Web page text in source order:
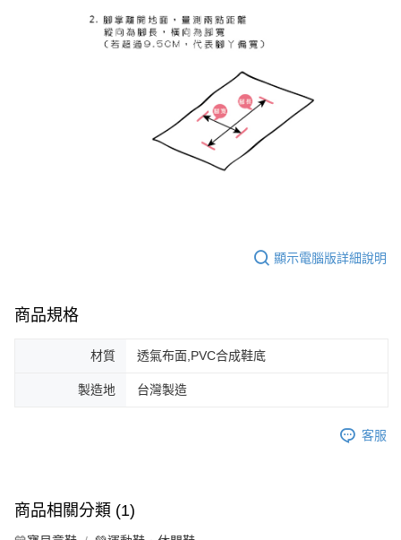
顯示電腦版詳細說明
商品規格
材質 透氣布面,PVC合成鞋底
製造地 台灣製造
客服
商品相關分類 (1)